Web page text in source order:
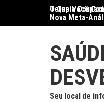
o
O Que Você
Terapia
Nova Meta-
Seu local de